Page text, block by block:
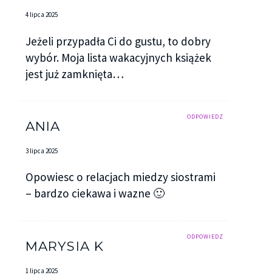
4 lipca 2025
Jeżeli przypadła Ci do gustu, to dobry
wybór. Moja lista wakacyjnych książek
jest już zamknięta…
ODPOWIEDZ
ANIA
3 lipca 2025
Opowiesc o relacjach miedzy siostrami
– bardzo ciekawa i wazne 🙂
ODPOWIEDZ
MARYSIA K
1 lipca 2025